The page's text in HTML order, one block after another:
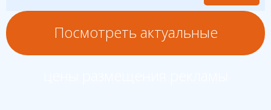
Посмотреть актуальные